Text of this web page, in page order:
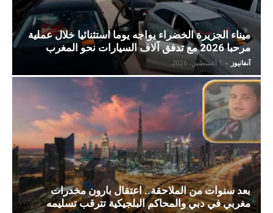
ميناء الجزيرة الخضراء يواجه يوما استثنائيا خلال عملية
مرحبا 2026 مع تدفق آلاف السيارات نحو المغرب
آنفانيوز - 1 أغسطس، 2026
بعد سنوات من الملاحقة.. اعتقال بارون مخدرات
مغربي في دبي والمحاكم البلجيكية تترقب تسليمه